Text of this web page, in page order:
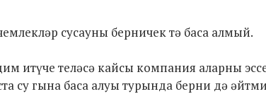
сусауны берничек тә баса алмый.
итүче теләсә кайсы компания аларны
су гына баса алуы турында берни дә